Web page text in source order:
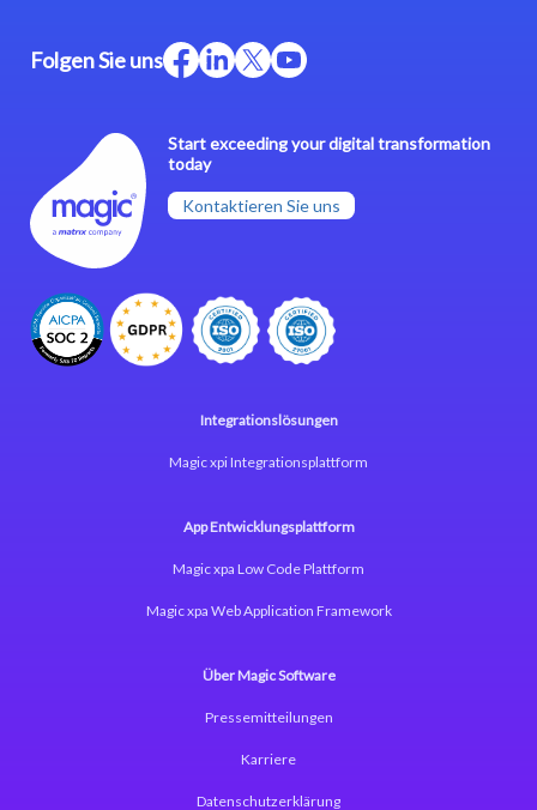
Start exceeding your digital transformation
today
Kontaktieren Sie uns
Folgen Sie uns
Integrationslösungen
Magic xpi Integrationsplattform
App Entwicklungsplattform
Magic xpa Low Code Plattform
Magic xpa Web Application Framework
Über Magic Software
Pressemitteilungen
Karriere
Datenschutzerklärung